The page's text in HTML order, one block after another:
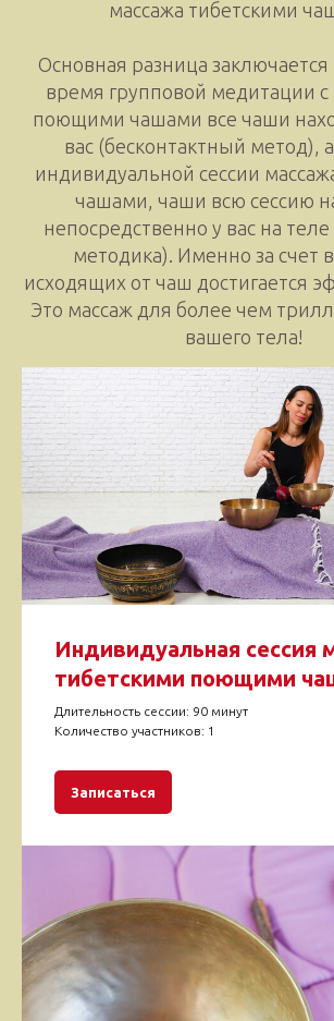
массажа тибетскими
Основная разница заключается
время групповой медитации с
поющими чашами все чаши
вас (бесконтактный метод),
индивидуальной сессии
чашами, чаши всю сессию
непосредственно у вас на теле
методика). Именно за счет
исходящих от чаш достигается
Это массаж для более чем
вашего тела!
Индивидуальная сессия
тибетскими поющими
Длительность сессии: 90 минут
Количество участников: 1
Записаться